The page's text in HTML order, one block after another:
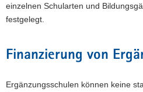
einzelnen Schularten und
festgelegt.
Finanzierung von
Ergänzungsschulen können keine